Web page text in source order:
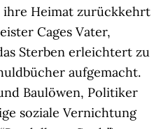
ihre Heimat zurückkehrt
Cages Vater,
Sterben erleichtert zu
aufgemacht.
Baulöwen, Politiker
soziale Vernichtung